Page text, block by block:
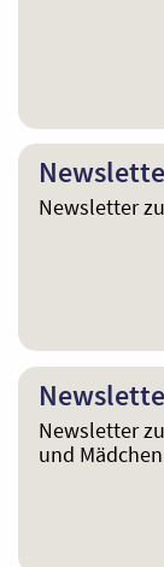
Newsletter
Newsletter
und